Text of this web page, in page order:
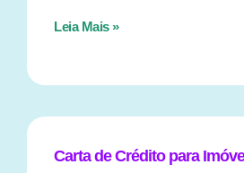
Leia Mais »
Carta de Crédito para